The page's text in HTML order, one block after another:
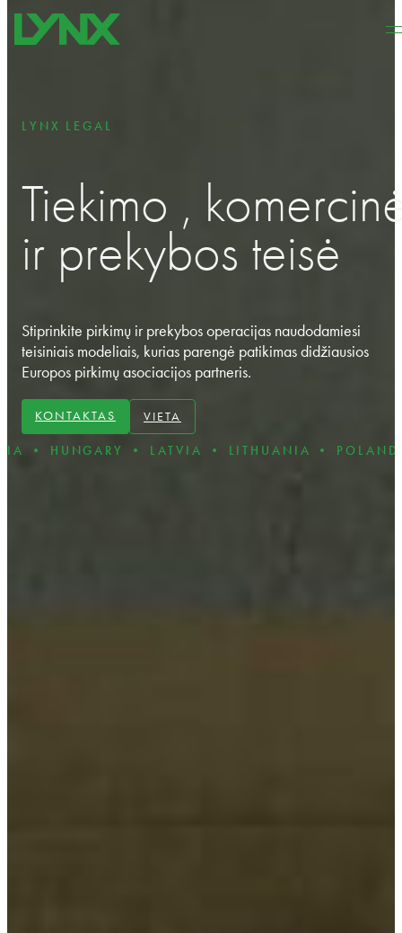
Pereiti prie pagrindinio turinio
LYNX LEGAL
Tiekimo ,
ir prekybos teisė
Stiprinkite pirkimų ir prekybos operacijas naudodamiesi
teisiniais modeliais, kurias parengė patikimas didžiausios
Europos pirkimų asociacijos partneris.
KONTAKTAS VIETA
• LATVIA • LITHUANIA • POLAND •